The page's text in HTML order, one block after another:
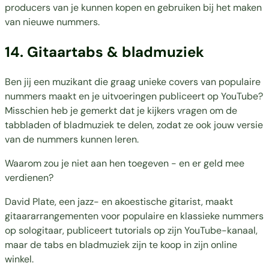
producers van je kunnen kopen en gebruiken bij het maken
van nieuwe nummers.
14. Gitaartabs & bladmuziek
Ben jij een muzikant die graag unieke covers van populaire
nummers maakt en je uitvoeringen publiceert op YouTube?
Misschien heb je gemerkt dat je kijkers vragen om de
tabbladen of bladmuziek te delen, zodat ze ook jouw versie
van de nummers kunnen leren.
Waarom zou je niet aan hen toegeven - en er geld mee
verdienen?
David Plate, een jazz- en akoestische gitarist, maakt
gitaararrangementen voor populaire en klassieke nummers
op sologitaar, publiceert tutorials op zijn YouTube-kanaal,
maar de tabs en bladmuziek zijn te koop in zijn online
winkel.